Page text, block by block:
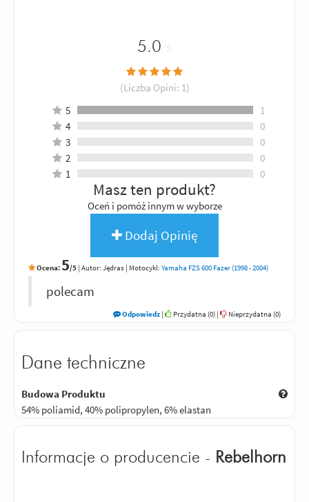
5.0 /5
(Liczba Opini: 1)
5
1
4
0
3
0
2
0
1
0
Masz ten produkt?
Oceń i pomóż innym w wyborze
Dodaj Opinię
Ocena:5/5 | Autor: Jędras | Motocykl: Yamaha FZS 600 Fazer (1998 - 2004)
polecam
Odpowiedz | Przydatna (0) | Nieprzydatna (0)
Dane techniczne
Budowa Produktu
54% poliamid, 40% polipropylen, 6% elastan
Informacje o producencie - Rebelhorn